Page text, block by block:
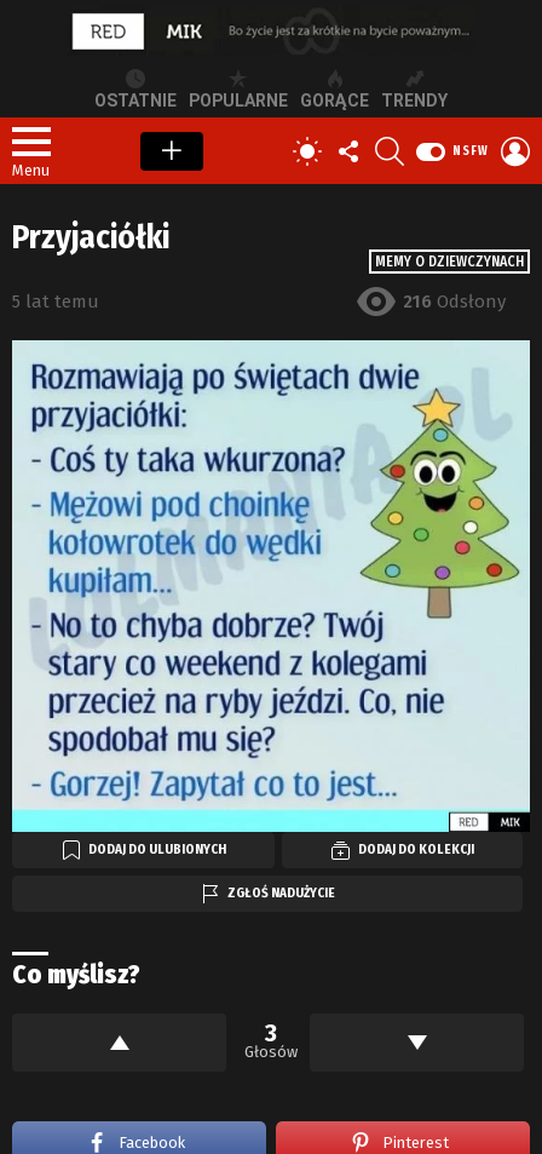
OSTATNIE POPULARNE GORĄCE TRENDY
Menu
PRZEŁĄCZ
SKÓRKĘ
OBSERWUJ
NAS
NSFW
MEMY O DZIEWCZYNACH
Przyjaciółki
5 lat temu 216 Odsłony
DODAJ DO ULUBIONYCH DODAJ DO KOLEKCJI
ZGŁOŚ NADUŻYCIE
Co myślisz?
3
Głosów
Facebook Pinterest